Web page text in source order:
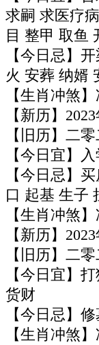
求嗣 求医疗
目 整甲 取鱼
【今日忌】
火 安葬 纳婿
【生肖冲煞
【新历】
【旧历】二
【今日宜】
【今日忌】
口 起基 生子
【生肖冲煞
【新历】
【旧历】二
【今日宜】
货财
【今日忌】
【生肖冲煞